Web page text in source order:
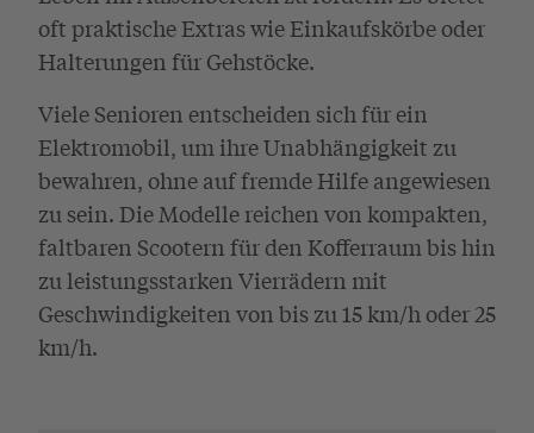
oft praktische Extras wie Einkaufskörbe oder
Halterungen für Gehstöcke.
Viele Senioren entscheiden sich für ein
Elektromobil, um ihre Unabhängigkeit zu
bewahren, ohne auf fremde Hilfe angewiesen
zu sein. Die Modelle reichen von kompakten,
faltbaren Scootern für den Kofferraum bis hin
zu leistungsstarken Vierrädern mit
Geschwindigkeiten von bis zu 15 km/h oder 25
km/h.